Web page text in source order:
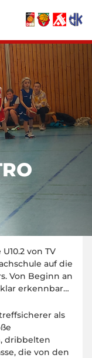
von TV
auf die
Von Beginn an
erkennbar…
als
dribbelten
die von den